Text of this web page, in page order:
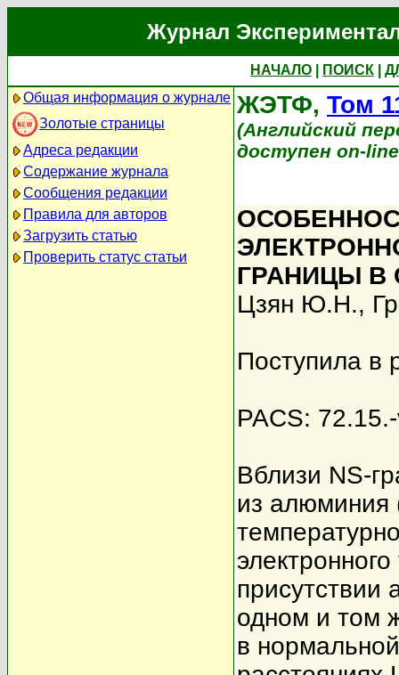
Журнал
НАЧАЛО ПОИСК
Общая информация о журнале
Золотые страницы
Адреса редакции
Содержание журнала
Сообщения редакции
Правила для авторов
Загрузить статью
Проверить статус статьи
ЖЭТФ, Том
(Английский
доступен on-
ГРАНИЦЫ В
Цзян Ю.Н.,
Поступила в
PACS:
Вблизи NS-
из алюминия
присутствии
одном и том
в